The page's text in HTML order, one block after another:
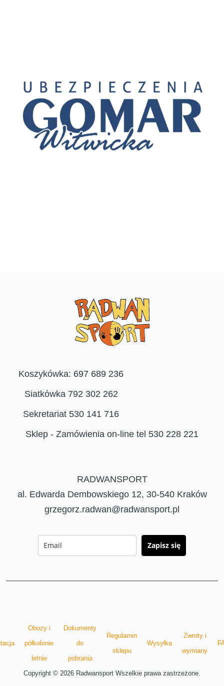
Koszykówka: 697 689 236
Siatkówka 792 302 262
Sekretariat 530 141 716
Sklep - Zamówienia on-line tel 530 228 221
RADWANSPORT
al. Edwarda Dembowskiego 12, 30-540 Kraków
grzegorz.radwan@radwansport.pl
Zapisz się
Obozy i
półkolonie
letnie
Dokumenty
do
pobrania
Regulamin
sklepu
Wysyłka
Zwroty i
wymiany
Copyright © 2026 Radwansport Wszelkie prawa zastrzeżone.